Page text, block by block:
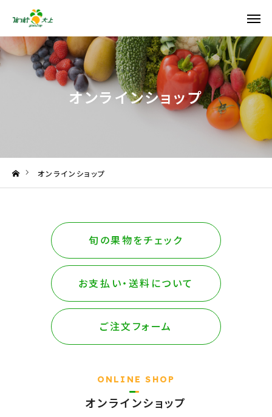
オンラインショップ
オンラインショップ
旬の果物をチェック
お支払い・送料について
ご注文フォーム
ONLINE SHOP
オンラインショップ
Instagram 公式LINE
Facebook X
市場について
お知らせ・ブログ
お問い合わせ